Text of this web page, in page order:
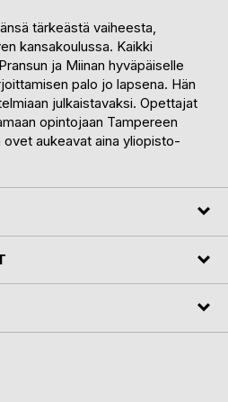
tärkeästä vaiheesta,
kansakoulussa. Kaikki
ja Miinan hyväpäiselle
palo jo lapsena. Hän
julkaistavaksi. Opettajat
opintojaan Tampereen
aukeavat aina yliopisto-